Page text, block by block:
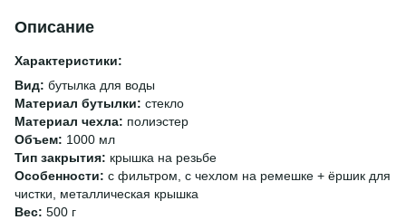
Описание
Характеристики:
Вид: бутылка для воды
Материал бутылки: стекло
Материал чехла: полиэстер
Объем: 1000 мл
Тип закрытия: крышка на резьбе
Особенности: с фильтром, с чехлом на ремешке + ёршик для
чистки, металлическая крышка
Вес: 500 г